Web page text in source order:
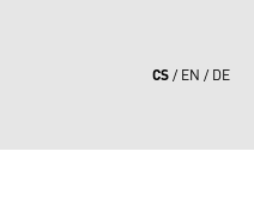
CS EN DE